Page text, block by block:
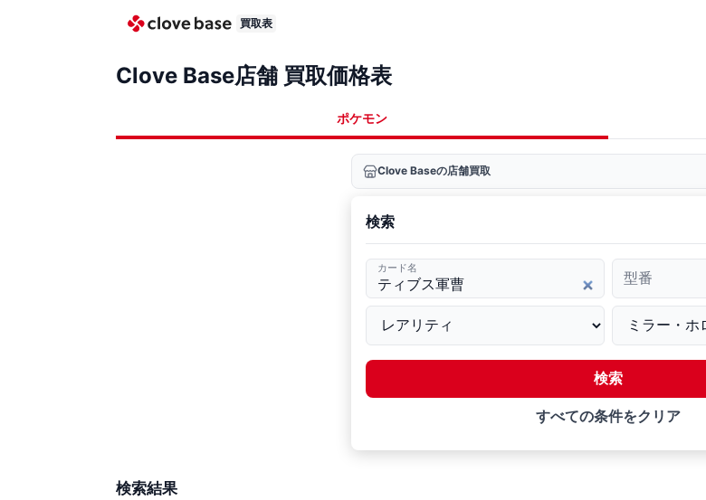
買取表
Clove Base店舗 買取価格表
ポケモン
Clove Baseの店舗買取
検索
カード名
型番
検索
すべての条件をクリア
検索結果